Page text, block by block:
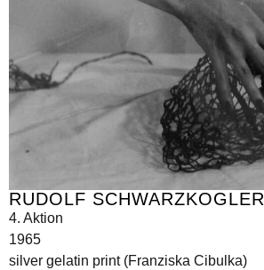
RUDOLF SCHWARZKOGLER
4. Aktion
1965
silver gelatin print (Franziska Cibulka)